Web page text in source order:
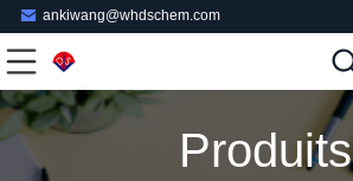
ankiwang@whdschem.com
Produits